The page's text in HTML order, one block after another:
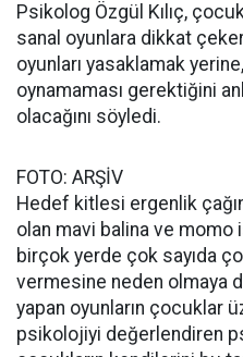
Psikolog Özgül Kılıç,
sanal oyunlara dikkat
oyunları yasaklamak
oynamaması gerektiğini
olacağını söyledi.
FOTO: ARŞİV
Hedef kitlesi ergenlik
olan mavi balina ve momo
birçok yerde çok sayıda
vermesine neden olmaya
yapan oyunların çocuklar
psikolojiyi değerlendiren